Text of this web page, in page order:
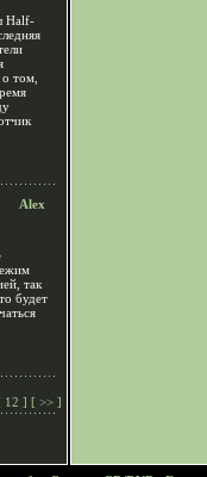
Half-
том,
Alex
так
будет
12 ] [ >> ]